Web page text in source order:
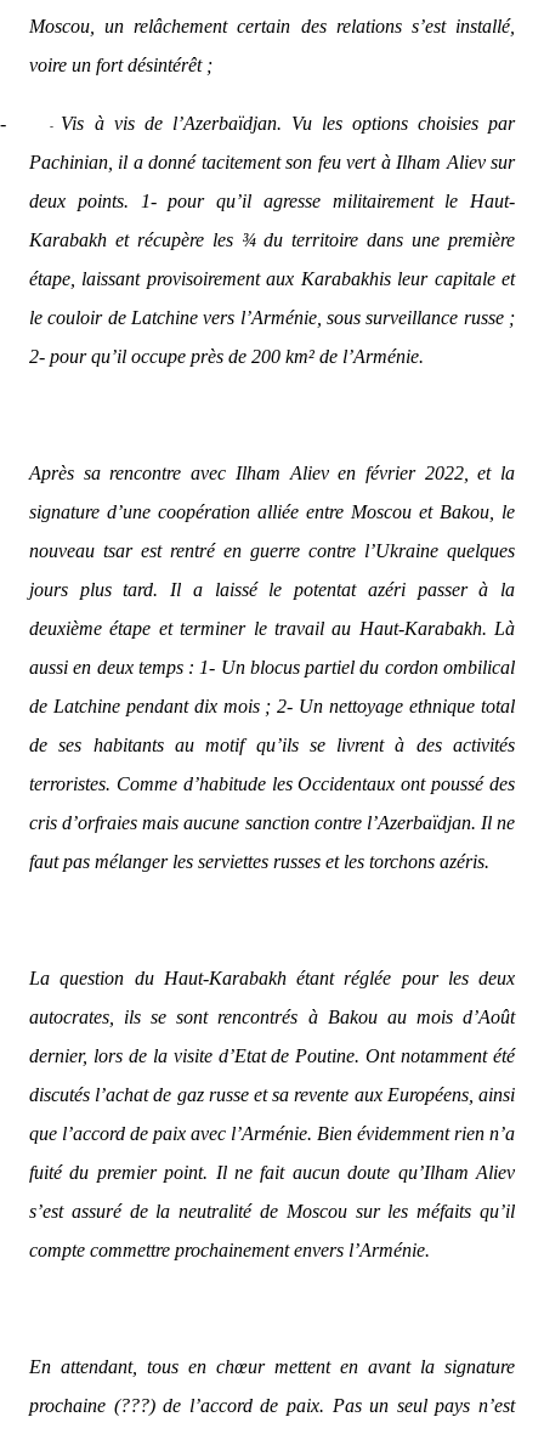
Moscou, un relâchement certain des relations s’est installé,
voire un fort désintérêt ;
- - Vis à vis de l’Azerbaïdjan. Vu les options choisies par
Pachinian, il a donné tacitement son feu vert à Ilham Aliev sur
deux points. 1- pour qu’il agresse militairement le Haut-
Karabakh et récupère les ¾ du territoire dans une première
étape, laissant provisoirement aux Karabakhis leur capitale et
le couloir de Latchine vers l’Arménie, sous surveillance russe ;
2- pour qu’il occupe près de 200 km² de l’Arménie.
Après sa rencontre avec Ilham Aliev en février 2022, et la
signature d’une coopération alliée entre Moscou et Bakou, le
nouveau tsar est rentré en guerre contre l’Ukraine quelques
jours plus tard. Il a laissé le potentat azéri passer à la
deuxième étape et terminer le travail au Haut-Karabakh. Là
aussi en deux temps : 1- Un blocus partiel du cordon ombilical
de Latchine pendant dix mois ; 2- Un nettoyage ethnique total
de ses habitants au motif qu’ils se livrent à des activités
terroristes. Comme d’habitude les Occidentaux ont poussé des
cris d’orfraies mais aucune sanction contre l’Azerbaïdjan. Il ne
faut pas mélanger les serviettes russes et les torchons azéris.
La question du Haut-Karabakh étant réglée pour les deux
autocrates, ils se sont rencontrés à Bakou au mois d’Août
dernier, lors de la visite d’Etat de Poutine. Ont notamment été
discutés l’achat de gaz russe et sa revente aux Européens, ainsi
que l’accord de paix avec l’Arménie. Bien évidemment rien n’a
fuité du premier point. Il ne fait aucun doute qu’Ilham Aliev
s’est assuré de la neutralité de Moscou sur les méfaits qu’il
compte commettre prochainement envers l’Arménie.
En attendant, tous en chœur mettent en avant la signature
prochaine (???) de l’accord de paix. Pas un seul pays n’est